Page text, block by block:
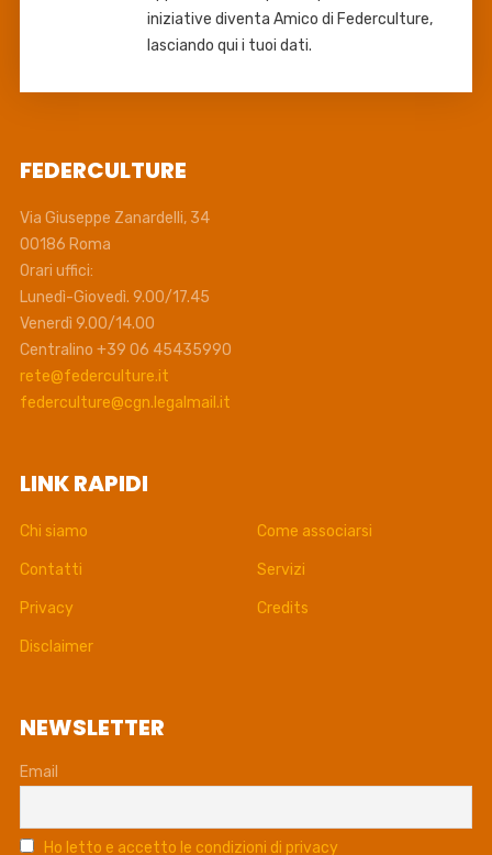
iniziative diventa Amico di Federculture,
lasciando qui i tuoi dati.
FEDERCULTURE
Via Giuseppe Zanardelli, 34
00186 Roma
Orari uffici:
Lunedì-Giovedì. 9.00/17.45
Venerdì 9.00/14.00
Centralino +39 06 45435990
rete@federculture.it
federculture@cgn.legalmail.it
LINK RAPIDI
Chi siamo Come associarsi
Contatti Servizi
Privacy Credits
Disclaimer
NEWSLETTER
Email
Ho letto e accetto le condizioni di privacy